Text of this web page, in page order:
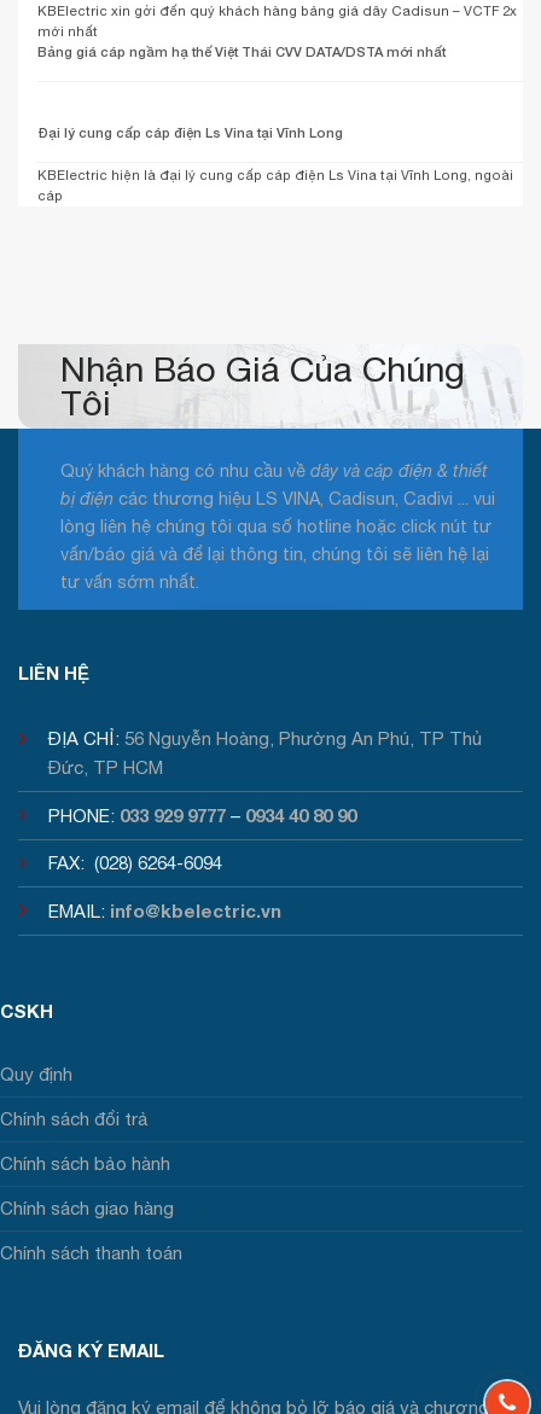
KBElectric xin gởi đến quý khách hàng bảng giá dây Cadisun – VCTF 2x
mới nhất
Bảng giá cáp ngầm hạ thế Việt Thái CVV DATA/DSTA mới nhất
Đại lý cung cấp cáp điện Ls Vina tại Vĩnh Long
KBElectric hiện là đại lý cung cấp cáp điện Ls Vina tại Vĩnh Long, ngoài
cáp
Nhận Báo Giá Của Chúng
Tôi
Quý khách hàng có nhu cầu về dây và cáp điện & thiết
bị điện các thương hiệu LS VINA, Cadisun, Cadivi ... vui
lòng liên hệ chúng tôi qua số hotline hoặc click nút tư
vấn/báo giá và để lại thông tin, chúng tôi sẽ liên hệ lại
tư vấn sớm nhất.
LIÊN HỆ
ĐỊA CHỈ: 56 Nguyễn Hoàng, Phường An Phú, TP Thủ
Đức, TP HCM
PHONE: 033 929 9777 – 0934 40 80 90
FAX: (028) 6264-6094
EMAIL: info@kbelectric.vn
CSKH
Quy định
Chính sách đổi trả
Chính sách bảo hành
Chính sách giao hàng
Chính sách thanh toán
ĐĂNG KÝ EMAIL
Vui lòng đăng ký email để không bỏ lỡ báo giá và chương